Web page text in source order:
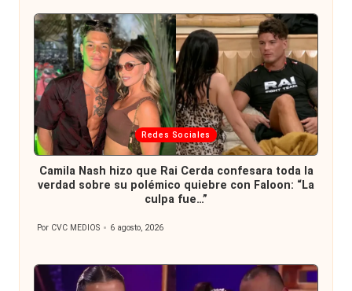
Publicada
en
Redes Sociales
Camila Nash hizo que Rai Cerda confesara toda la
verdad sobre su polémico quiebre con Faloon: “La
culpa fue…”
Publicado
Por CVC MEDIOS 6 agosto, 2026